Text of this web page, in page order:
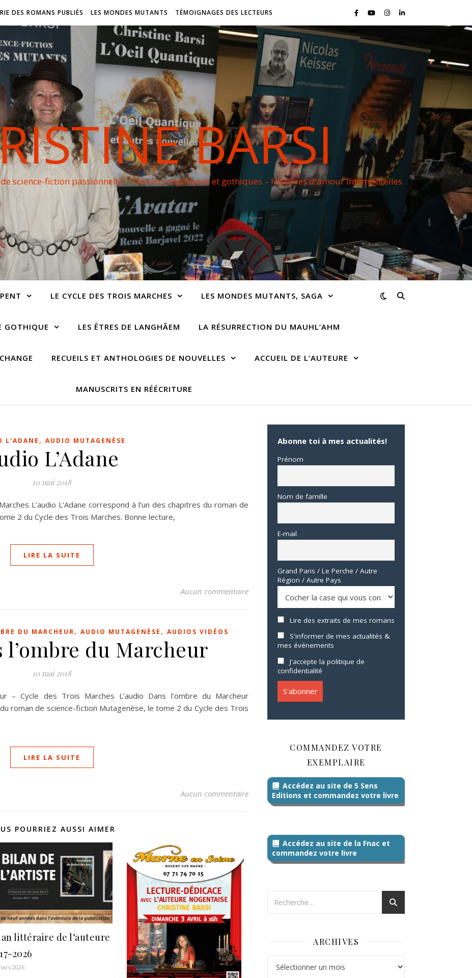
DES ROMANS PUBLIÉS LES MONDES MUTANTS TÉMOIGNAGES DES LECTEURS
BARSI
science-fiction passionnelle – Thrillers mystiques et gothiques – Histoires d'amour intemporelles
LE CYCLE DES TROIS MARCHES LES MONDES MUTANTS, SAGA
GOTHIQUE LES ÊTRES DE LANGHÃEM LA RÉSURRECTION DU MAUHL’AHM
RECUEILS ET ANTHOLOGIES DE NOUVELLES ACCUEIL DE L’AUTEURE
MANUSCRITS EN RÉÉCRITURE
L'ADANE , AUDIO MUTAGENÈSE
L’Adane
10 mai 2018
L’audio L’Adane correspond à l’un des chapitres du roman de
2 du Cycle des Trois Marches. Bonne lecture,
LIRE LA SUITE
Aucun commentaire
DU MARCHEUR, AUDIO MUTAGENÈSE , AUDIOS VIDÉOS
l’ombre du Marcheur
10 mai 2018
– Cycle des Trois Marches L’audio Dans l’ombre du Marcheur
roman de science-fiction Mutagenèse, le tome 2 du Cycle des Trois
LIRE LA SUITE
Aucun commentaire
POURRIEZ AUSSI AIMER
littéraire de l’auteure
2026
2026
Abonne toi à mes actualités!
Prénom
Nom de famille
E-mail
Grand Paris / Le Perche / Autre
Région / Autre Pays
Lire des extraits de mes romans
S'informer de mes actualités &
mes événements
J'accepte la politique de
confidentialité
COMMANDEZ VOTRE
EXEMPLAIRE
Accédez au site de 5 Sens
Editions et commandez votre livre
Accédez au site de la Fnac et
commandez votre livre
ARCHIVES